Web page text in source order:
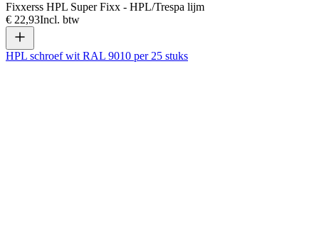
Fixxerss HPL Super Fixx - HPL/Trespa lijm
€ 22,93Incl. btw
HPL schroef wit RAL 9010 per 25 stuks